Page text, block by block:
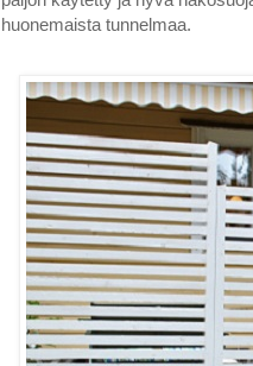
huonemaista tunnelmaa.